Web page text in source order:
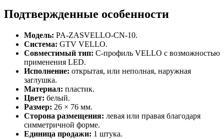
Подтвержденные особенности
Модель: PA-ZASVELLO-CN-10.
Система: GTV VELLO.
Совместимый тип: C-профиль VELLO с возможностью
применения LED.
Исполнение: открытая, или неполная, наружная
заглушка.
Материал: пластик.
Цвет: белый.
Размер: 26 × 76 мм.
Сторона размещения: левая или правая благодаря
симметричной форме.
Единица продажи: 1 штука.